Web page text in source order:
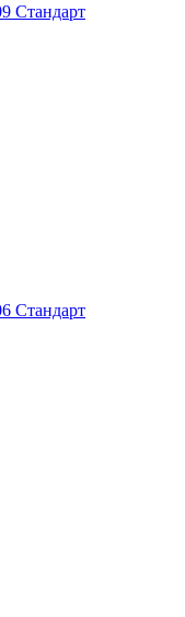
Стандарт
Стандарт